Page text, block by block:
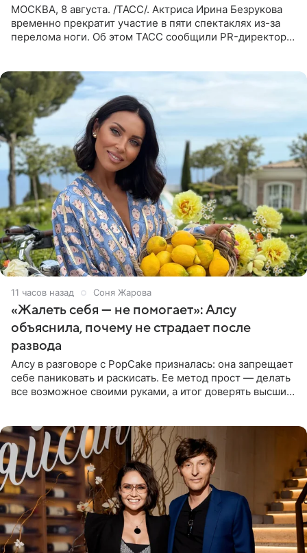
МОСКВА, 8 августа. /ТАСС/. Актриса Ирина Безрукова
временно прекратит участие в пяти спектаклях из-за
перелома ноги. Об этом ТАСС сообщили PR-директор
11 часов назад Соня Жарова
«Жалеть себя — не помогает»: Алсу
объяснила, почему не страдает после
развода
Алсу в разговоре с PopCake призналась: она запрещает
себе паниковать и раскисать. Ее метод прост — делать
все возможное своими руками, а итог доверять высшим